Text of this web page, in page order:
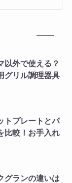
以外で使える？
グリル調理器具
トプレートとパ
比較！お手入れ
グランの違いは